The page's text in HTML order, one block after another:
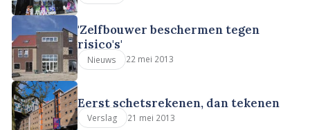
'Zelfbouwer beschermen tegen
risico's'
Nieuws 22 mei 2013
Eerst schetsrekenen, dan tekenen
Verslag 21 mei 2013